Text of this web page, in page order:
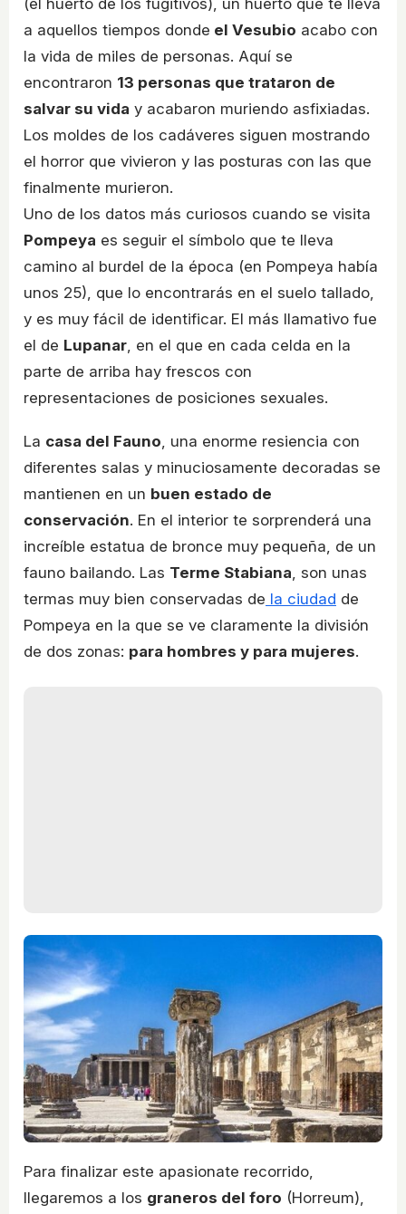
(el huerto de los fugitivos), un huerto que te lleva
a aquellos tiempos donde el Vesubio acabo con
la vida de miles de personas. Aquí se
encontraron 13 personas que trataron de
salvar su vida y acabaron muriendo asfixiadas.
Los moldes de los cadáveres siguen mostrando
el horror que vivieron y las posturas con las que
finalmente murieron.
Uno de los datos más curiosos cuando se visita
Pompeya es seguir el símbolo que te lleva
camino al burdel de la época (en Pompeya había
unos 25), que lo encontrarás en el suelo tallado,
y es muy fácil de identificar. El más llamativo fue
el de Lupanar, en el que en cada celda en la
parte de arriba hay frescos con
representaciones de posiciones sexuales.
La casa del Fauno, una enorme resiencia con
diferentes salas y minuciosamente decoradas se
mantienen en un buen estado de
conservación. En el interior te sorprenderá una
increíble estatua de bronce muy pequeña, de un
fauno bailando. Las Terme Stabiana, son unas
termas muy bien conservadas de la ciudad de
Pompeya en la que se ve claramente la división
de dos zonas: para hombres y para mujeres.
Para finalizar este apasionate recorrido,
llegaremos a los graneros del foro (Horreum),